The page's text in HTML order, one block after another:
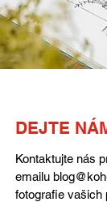
DEJTE
Kontaktujte nás
emailu
fotografie vašich